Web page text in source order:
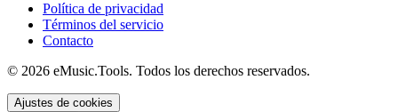
Política de privacidad
Términos del servicio
Contacto
© 2026 eMusic.Tools. Todos los derechos reservados.
Ajustes de cookies